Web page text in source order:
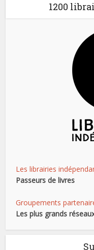
1200
Les librairies
Passeurs de livres
Groupements
Les plus grands